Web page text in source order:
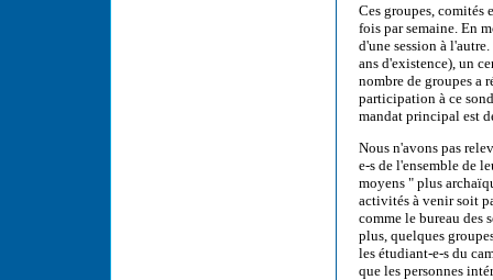
Ces groupes, comités
fois par semaine. En
d'une session à
ans d'existence), un
nombre de groupes a
participation à ce
mandat principal est
Nous n'avons pas
e-s de l'ensemble de
moyens " plus
activités à venir soit
comme le bureau des
plus, quelques
les étudiant-e-s du
que les personnes